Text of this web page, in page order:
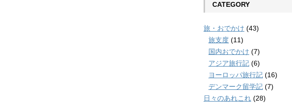
CATEGORY
旅・おでかけ (43)
旅支度 (11)
国内おでかけ (7)
アジア旅行記 (6)
ヨーロッパ旅行記 (16)
デンマーク留学記 (7)
日々のあれこれ (28)